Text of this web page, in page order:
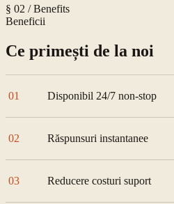
§ 02 / Benefits
Beneficii
Ce primești de la noi
01 Disponibil 24/7 non-stop
02 Răspunsuri instantanee
03 Reducere costuri suport